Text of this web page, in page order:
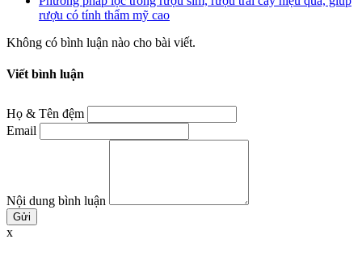
rượu có tính thẩm mỹ cao
Không có bình luận nào cho bài viết.
Viết bình luận
Họ & Tên đệm
Email
Nội dung bình luận
x